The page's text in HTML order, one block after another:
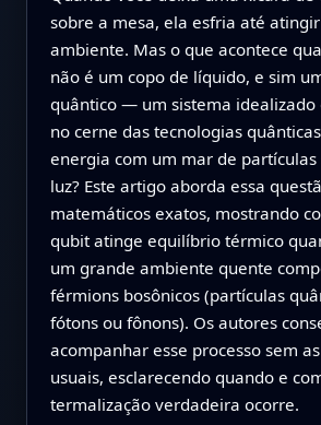
sobre a mesa, ela esfria até
ambiente. Mas o que acontece
não é um copo de líquido, e sim
quântico — um sistema idealizado
no cerne das tecnologias
energia com um mar de
luz? Este artigo aborda essa
matemáticos exatos, mostrando
qubit atinge equilíbrio térmico
um grande ambiente quente
férmions bosônicos (partículas
fótons ou fônons). Os autores
acompanhar esse processo sem
usuais, esclarecendo quando e
termalização verdadeira ocorre.